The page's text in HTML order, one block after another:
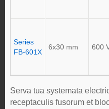
Series
FB-601X
6x30 mm 600
Serva tua systemata
receptaculis fusorum et